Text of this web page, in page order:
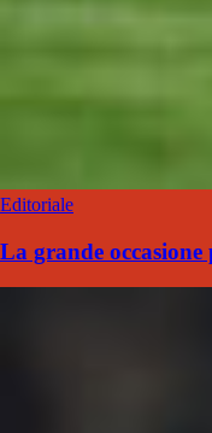
Editoriale
La grande